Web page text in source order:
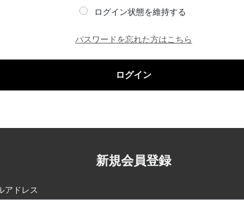
ログイン状態を維持する
パスワードを忘れた方はこちら
ログイン
新規会員登録
アドレス